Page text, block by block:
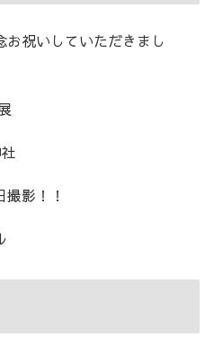
お祝いしていただきまし
撮影！！